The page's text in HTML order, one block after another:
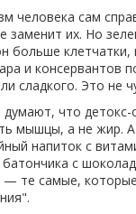
человека сам
заменит их. Но
больше
и консервантов
сладкого. Это не
что детокс-
мышцы, а не жир. А
напиток с
с
те самые,